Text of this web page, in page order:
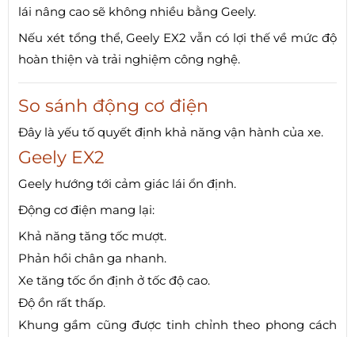
lái nâng cao sẽ không nhiều bằng Geely.
Nếu xét tổng thể, Geely EX2 vẫn có lợi thế về mức độ
hoàn thiện và trải nghiệm công nghệ.
So sánh động cơ điện
Đây là yếu tố quyết định khả năng vận hành của xe.
Geely EX2
Geely hướng tới cảm giác lái ổn định.
Động cơ điện mang lại:
Khả năng tăng tốc mượt.
Phản hồi chân ga nhanh.
Xe tăng tốc ổn định ở tốc độ cao.
Độ ồn rất thấp.
Khung gầm cũng được tinh chỉnh theo phong cách